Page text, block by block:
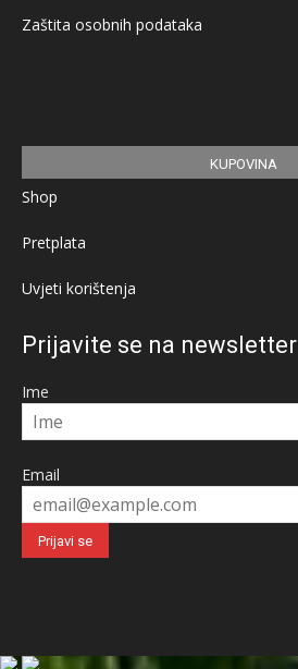
Zaštita osobnih podataka
KUPOVINA
Shop
Pretplata
Uvjeti korištenja
Prijavite se na newsletter
Ime
Email